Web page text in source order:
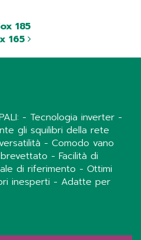
185
165
- Tecnologia inverter -
gli squilibri della rete
- Comodo vano
- Facilità di
di riferimento - Ottimi
inesperti - Adatte per